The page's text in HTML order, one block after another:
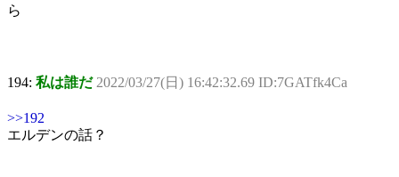
ら
194: 私は誰だ 2022/03/27(日) 16:42:32.69 ID:7GATfk4Ca
>>192
エルデンの話？